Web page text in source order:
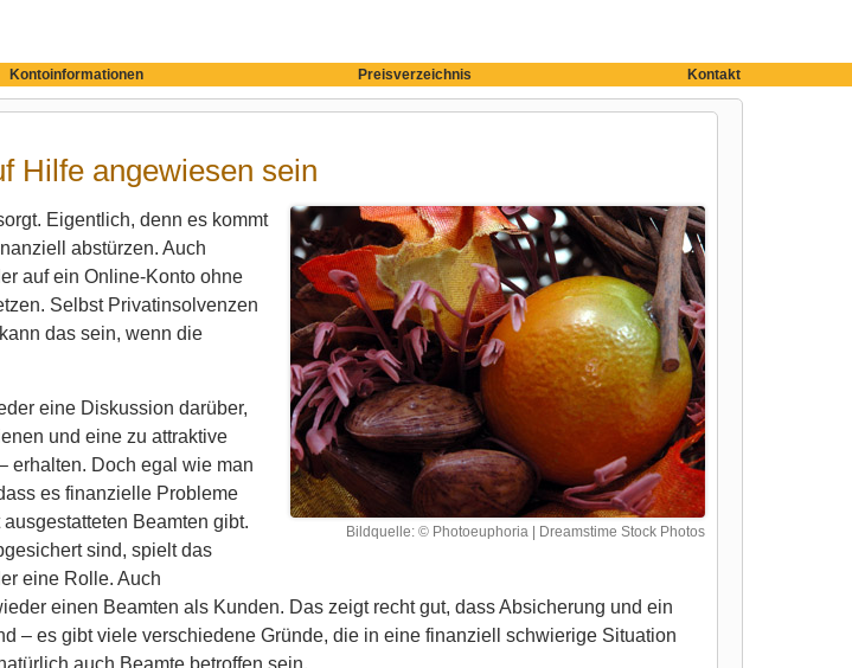
Kontoinformationen Preisverzeichnis Kontakt
Hilfe angewiesen sein
Bildquelle: © Photoeuphoria | Dreamstime Stock Photos
Eigentlich, denn es kommt
abstürzen. Auch
auf ein Online-Konto ohne
Selbst Privatinsolvenzen
das sein, wenn die
eine Diskussion darüber,
und eine zu attraktive
erhalten. Doch egal wie man
es finanzielle Probleme
Beamten gibt.
sind, spielt das
eine Rolle. Auch
einen Beamten als Kunden. Das zeigt recht gut, dass Absicherung und ein
– es gibt viele verschiedene Gründe, die in eine finanziell schwierige Situation
auch Beamte betroffen sein.